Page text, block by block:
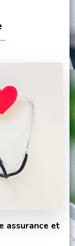
assurance et